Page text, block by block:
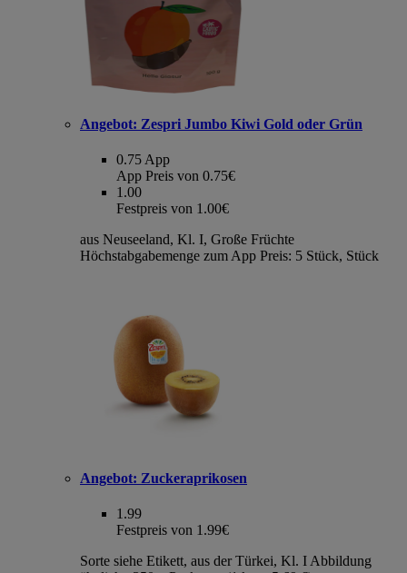
Angebot: Zespri Jumbo Kiwi Gold oder Grün
0.75 App
App Preis von 0.75€
1.00
Festpreis von 1.00€
aus Neuseeland, Kl. I, Große Früchte
Höchstabgabemenge zum App Preis: 5 Stück, Stück
Angebot: Zuckeraprikosen
1.99
Festpreis von 1.99€
Sorte siehe Etikett, aus der Türkei, Kl. I Abbildung